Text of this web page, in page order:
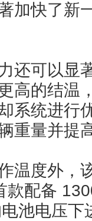
加快了新
还可以显
高的结温
系统进行
重量并提
温度外，
款配备
池电压下